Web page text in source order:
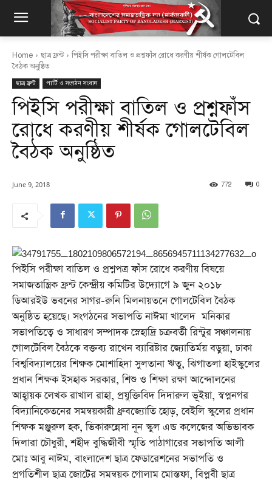
Home ছাত্র ফ্রন্ট
পিইসি পরীক্ষা বাতিল ও প্রশ্নফাঁস রোধে করণীয় শীর্ষক গোলটেবিল
বৈঠক অনুষ্ঠিত
ছাত্র ফ্রন্ট পার্টি ও সংগঠন সংবাদ
পিইসি পরীক্ষা বাতিল ও প্রশ্নফাঁস
রোধে করণীয় শীর্ষক গোলটেবিল
বৈঠক অনুষ্ঠিত
June 9, 2018 0
772
পিইসি পরীক্ষা বাতিল ও প্রশ্নপত্র ফাঁস রোধে করণীয় বিষয়ে
সমাজতান্ত্রিক ফ্রন্ট কেন্দ্রীয় কমিটির উদ্যোগে ৯ জুন ২০১৮
ডিআরইউ ভবনের সাগর-রুনি মিলনায়তনে গোলটেবিল বৈঠক
অনুষ্ঠিত হয়েছে। সংগঠনের সভাপতি নাঈমা খালেদ মনিকার
সভাপতিত্বে ও সাধারণ সম্পাদক স্নেহাদ্রি চক্রবর্তী রিন্টুর সঞ্চালনায়
গোলটেবিল বৈঠকে বক্তব্য রাখেন ব্যারিষ্টার জ্যোতির্ময় বড়ুয়া, ঢাকা
বিশ্ববিদ্যালয়ের শিক্ষক মোশাহিদা সুলতানা ঋতু, ঝিগাতলা হাইস্কুলের
প্রধান শিক্ষক ইসহাক সরকার, শিশু ও শিক্ষা রক্ষা আন্দোলনের
আহ্বায়ক লেখক রাখাল রাহা, প্রযুক্তিবিদ দিদারুল ভূইয়া, স্বপ্ননগর
বিদ্যানিকেতনের সমন্বয়কারী ধ্রুবজ্যোতি হোড়, বেইলি স্কুলের প্রধান
শিক্ষক মঞ্জুরুল হক, ভিকারুন্নেসা নূন স্কুল এন্ড কলেজের অভিভাবক
দিলারা চৌধুরী, শহীদ বুদ্ধিজীবী স্মৃতি পাঠাগারের সভাপতি আলী
মোঃ আবু নাঈম, বাংলাদেশ ছাত্র ফেডারেশনের সভাপতি ও
প্রগতিশীল ছাত্র জোটের সমন্বয়ক গোলাম মোস্তফা, বিপ্লবী ছাত্র